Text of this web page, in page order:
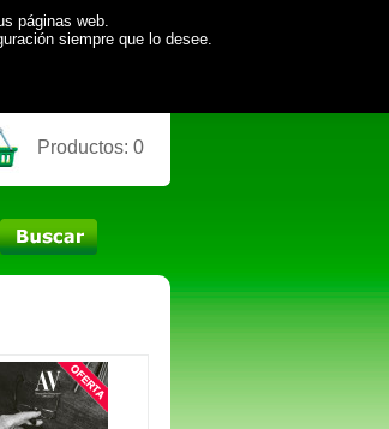
páginas web.
siempre que lo desee.
Productos: 0